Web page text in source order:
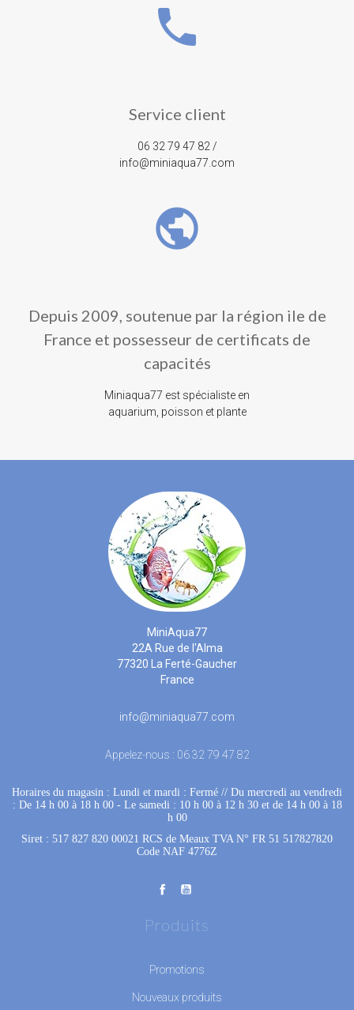
phone
Service client
06 32 79 47 82 /
info@miniaqua77.com
public
Depuis 2009, soutenue par la région ile de
France et possesseur de certificats de
capacités
Miniaqua77 est spécialiste en
aquarium, poisson et plante
MiniAqua77
22A Rue de l'Alma
77320 La Ferté-Gaucher
France
info@miniaqua77.com
Appelez-nous : 06 32 79 47 82
Horaires du magasin : Lundi et mardi : Fermé // Du mercredi au vendredi
: De 14 h 00 à 18 h 00 - Le samedi : 10 h 00 à 12 h 30 et de 14 h 00 à 18
h 00
Siret : 517 827 820 00021 RCS de Meaux TVA N° FR 51 517827820
Code NAF 4776Z
Produits
Promotions
Nouveaux produits